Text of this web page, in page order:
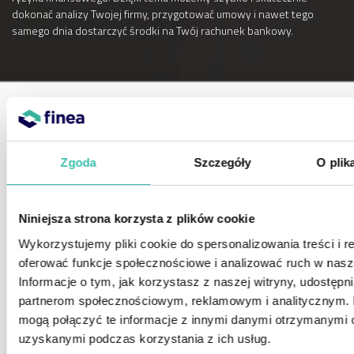
Zgoda Szczegóły O
Niniejsza strona korzysta z plików cookie
Wykorzystujemy pliki cookie do spersonalizowania treści i
oferować funkcje społecznościowe i analizować ruch w
Informacje o tym, jak korzystasz z naszej witryny,
partnerom społecznościowym, reklamowym i analitycznym.
mogą połączyć te informacje z innymi danymi otrzymanymi
uzyskanymi podczas korzystania z ich usług.
dokonać analizy Twojej firmy, przygotować umowy i nawet tego
samego dnia dostarczyć środki na Twój rachunek bankowy.
Faktoring cichy, ryzyko
faktora
Faktoring cichy – szczególnie w przypadkumikrofaktoringu
nieść wyższe ryzyko aniżeli faktoring jawny. Jeżeli przedsiębiorca
zachowujedobrą reputację płatniczą
, rozlicza swoje zobowiązania
na czas, a jego zapotrzebowanie na kapitał obrotowy wynika z
naturalnych potrzeb to ryzyko jest podobne. Jednakże w sytuacji
pojawiających się opóźnień płatniczych, faktor może oczekiwać
zabezpieczenia na majątku firmy.
Co innego jeśli wskutek problemów płynnościowych za